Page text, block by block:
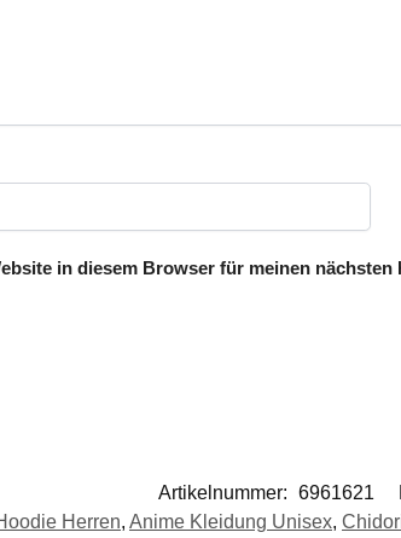
in diesem Browser für meinen
Artikelnummer: 6961621
Herren, Anime Kleidung Unisex,